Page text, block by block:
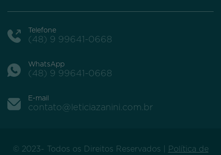
Telefone
(48) 9 99641-0668
WhatsApp
(48) 9 99641-0668
E-mail
contato@leticiazanini.com.br
© 2023- Todos os Direitos Reservados |
Política de